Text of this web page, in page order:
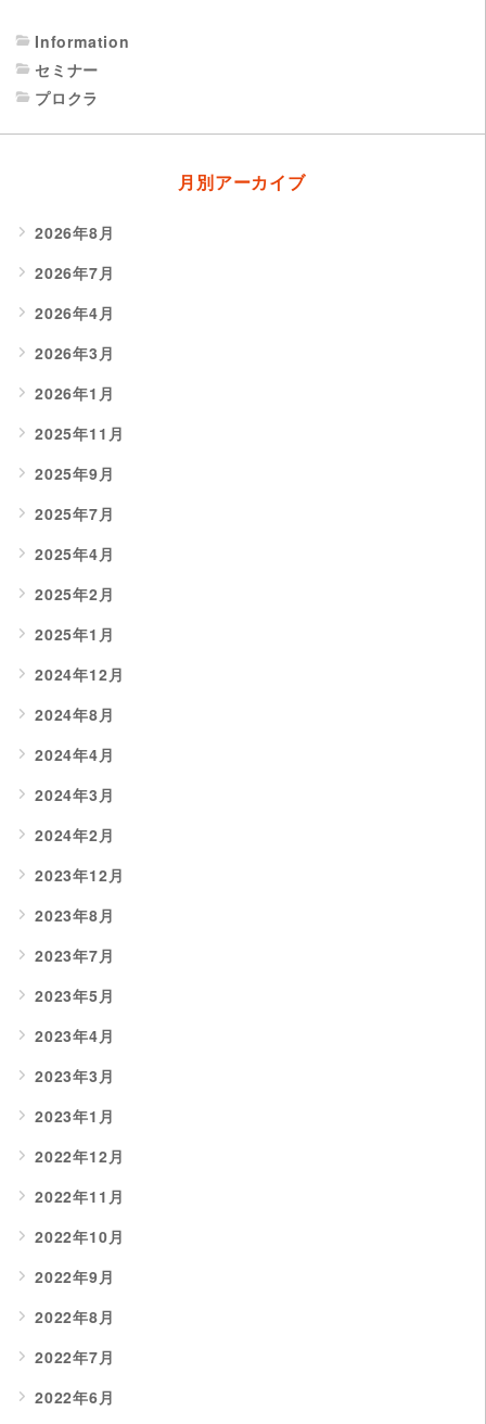
Information
セミナー
プロクラ
月別アーカイブ
2026年8月
2026年7月
2026年4月
2026年3月
2026年1月
2025年11月
2025年9月
2025年7月
2025年4月
2025年2月
2025年1月
2024年12月
2024年8月
2024年4月
2024年3月
2024年2月
2023年12月
2023年8月
2023年7月
2023年5月
2023年4月
2023年3月
2023年1月
2022年12月
2022年11月
2022年10月
2022年9月
2022年8月
2022年7月
2022年6月